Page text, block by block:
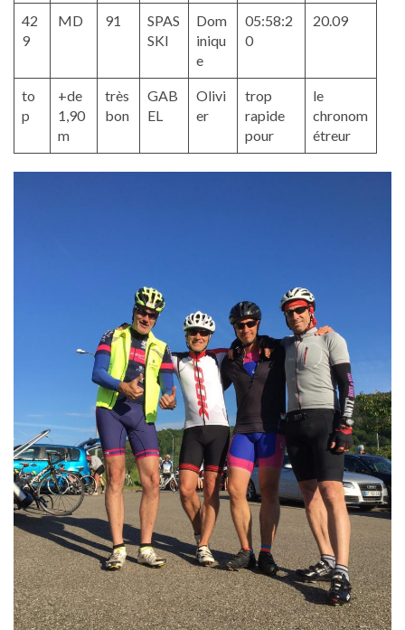
42
9
MD 91
SPAS
SKI
Dom
iniqu
e
05:58:2
0
20.09
to
p
+de
1,90
m
très
bon
GAB
EL
Olivi
er
trop
rapide
pour
le
chronom
étreur